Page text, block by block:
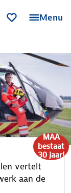
Menu
MAA
bestaat
30 jaar!
vertelt
aan de